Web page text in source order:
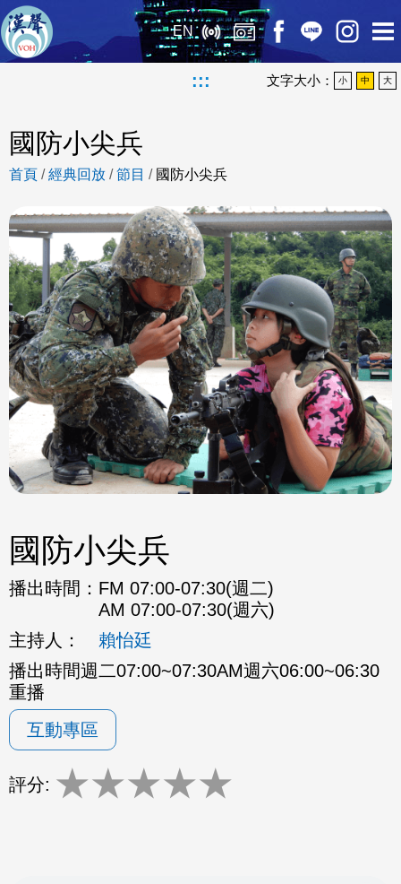
EN
::: 文字大小： 小 中 大
國防小尖兵
首頁 /經典回放 /節目 / 國防小尖兵
國防小尖兵
播出時間： FM 07:00-07:30(週二)
AM 07:00-07:30(週六)
主持人：
賴怡廷
播出時間週二07:00~07:30AM週六06:00~06:30
重播
互動專區
評分: ★★★★★